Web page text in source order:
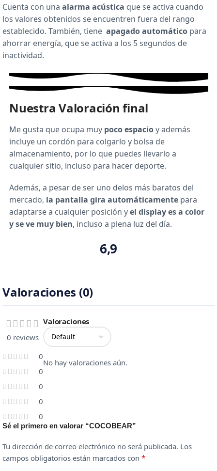
Cuenta con una alarma acústica que se activa cuando
los valores obtenidos se encuentren fuera del rango
establecido. También, tiene apagado automático para
ahorrar energía, que se activa a los 5 segundos de
inactividad.
6,9
Nuestra Valoración final
Me gusta que ocupa muy poco espacioy además
incluye un cordón para colgarlo y bolsa de
almacenamiento, por lo que puedes llevarlo a
cualquier sitio, incluso para hacer deporte.
Además, a pesar de ser uno delos más baratos del
mercado, la pantalla gira automáticamente para
adaptarse a cualquier posición yel display es a color
y se ve muy bien, incluso a plena luz del día.
Valoraciones (0)
0 reviews
0
0
0
0
0
Valoraciones
No hay valoraciones aún.
Sé el primero en valorar “COCOBEAR”
Tu dirección de correo electrónico no será publicada. Los
campos obligatorios están marcados con *